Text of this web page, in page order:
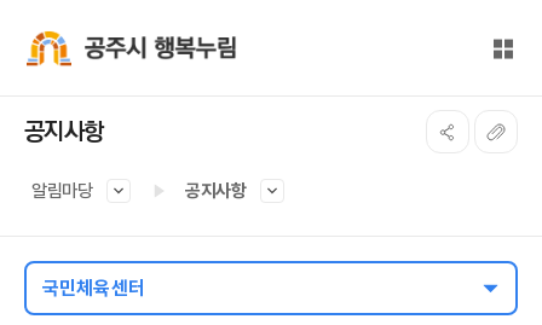
전체
공지사항
알림마당 공지사항
국민체육센터